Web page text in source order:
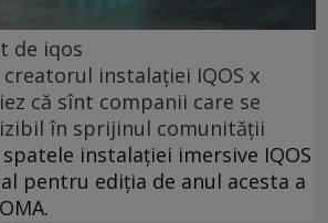
de iqos
instalației IQOS x
că sînt companii care se
în sprijinul comunității
instalației imersive IQOS
pentru ediția de anul acesta a